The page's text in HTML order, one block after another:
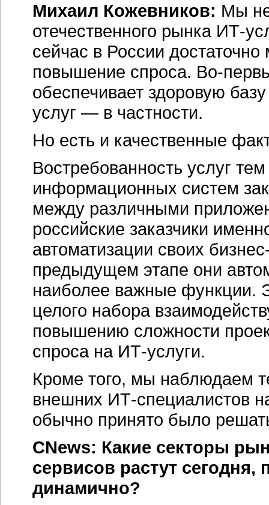
Михаил Кожевников: Мы
отечественного рынка ИТ-
сейчас в России
повышение спроса. Во-
обеспечивает здоровую
услуг — в частности.
Но есть и качественные
Востребованность услуг
информационных систем
между различными
российские заказчики
автоматизации своих
предыдущем этапе они
наиболее важные функции.
целого набора
повышению сложности
спроса на ИТ-услуги.
Кроме того, мы наблюдаем
внешних ИТ-специалистов
обычно принято было
CNews: Какие секторы
сервисов растут
динамично?